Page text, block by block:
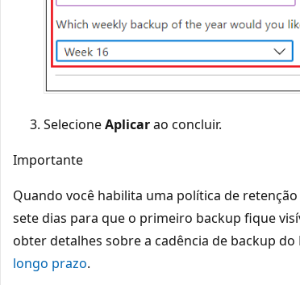
SelecioneAplicarao concluir.
Importante
Quando você habilita uma política de
sete dias para que o primeiro backup fique
obter detalhes sobre a cadência de backup do
longo prazo.